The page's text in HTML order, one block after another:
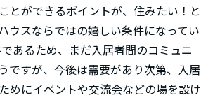
とができるポイントが、住みたい！と
ウスならではの嬉しい条件になってい
あるため、まだ入居者間のコミュニ
ですが、今後は需要があり次第、入居
めにイベントや交流会などの場を設け